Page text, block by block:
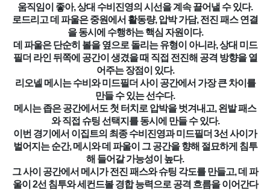
움직임이 좋아, 상대 수비진영의 시선을 계속 끌어낼 수 있다.
로드리고 데 파울은 중원에서 활동량, 압박 가담, 전진 패스 연결
을 동시에 수행하는 핵심 자원이다.
데 파울은 단순히 볼을 옆으로 돌리는 유형이 아니라, 상대 미드
필더 라인 뒤쪽에 공간이 생겼을 때 직접 전진해 공격 방향을 열
어주는 장점이 있다.
리오넬 메시는 수비와 미드필더 사이 공간에서 가장 큰 차이를
만들 수 있는 선수다.
메시는 좁은 공간에서도 첫 터치로 압박을 벗겨내고, 왼발 패스
와 직접 슈팅 선택지를 동시에 만들 수 있다.
이번 경기에서 이집트의 최종 수비진영과 미드필더 3선 사이가
벌어지는 순간, 메시와 데 파울이 그 공간을 향해 절묘하게 침투
해 들어갈 가능성이 높다.
그 사이 공간에서 메시가 전진 패스와 슈팅 각도를 만들고, 데 파
울이 2선 침투와 세컨드볼 경합 능력으로 공격 흐름을 이어간다